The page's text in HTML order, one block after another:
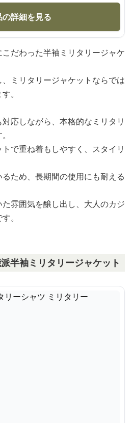
の詳細を見る
だわった半袖ミリタリージャケ
ミリタリージャケットならでは
。
応しながら、本格的なミリタリ
で重ね着もしやすく、スタイリ
ため、長期間の使用にも耐える
雰囲気を醸し出し、大人のカジ
。
半袖ミリタリージャケット